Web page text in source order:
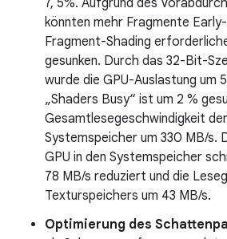
7, 5%. Aufgrund des
könnten mehr Fragmente
Fragment-Shading
gesunken. Durch das 32-Bit-
wurde die GPU-Auslastung um
„Shaders Busy“ ist um 2 %
Gesamtlesegeschwindigkeit
Systemspeicher um 330 MB/s.
GPU in den Systemspeicher
78 MB/s reduziert und die
Texturspeichers um 43 MB/s.
Optimierung des